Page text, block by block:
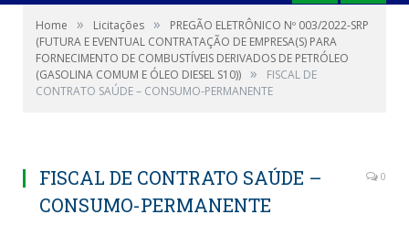
Home » Licitações »
PREGÃO ELETRÔNICO Nº 003/2022-SRP
(FUTURA E EVENTUAL CONTRATAÇÃO DE EMPRESA(S) PARA
FORNECIMENTO DE COMBUSTÍVEIS DERIVADOS DE PETRÓLEO
(GASOLINA COMUM E ÓLEO DIESEL S10)) »
FISCAL DE
CONTRATO SAÚDE – CONSUMO-PERMANENTE
FISCAL DE CONTRATO SAÚDE –
CONSUMO-PERMANENTE
0